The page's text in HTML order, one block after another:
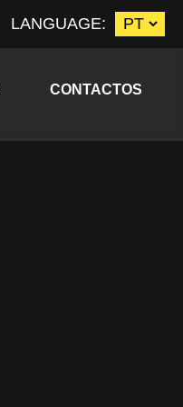
LANGUAGE:
CONTACTOS